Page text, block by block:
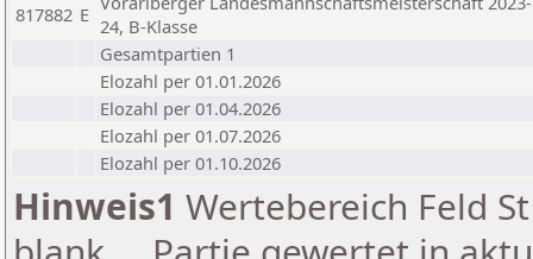
817882 E 24, B-Klasse
Gesamtpartien 1
Elozahl per 01.01.2026
Elozahl per 01.04.2026
Elozahl per 01.07.2026
Elozahl per 01.10.2026
Hinweis1 Wertebereich Feld